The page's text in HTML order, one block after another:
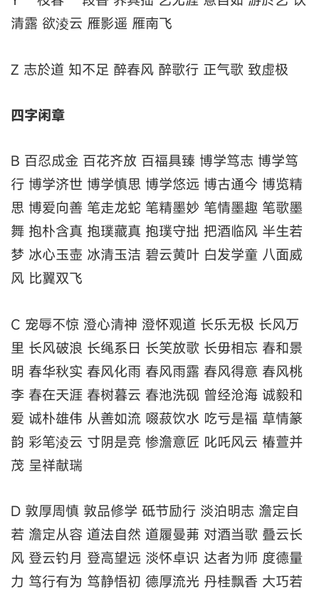
清露 欲淩云 雁影遥 雁南飞
Z 志於道 知不足 醉春风 醉歌行 正气歌 致虚极
四字闲章
B 百忍成金 百花齐放 百福具臻 博学笃志 博学笃
行 博学济世 博学慎思 博学悠远 博古通今 博览精
思 博爱向善 笔走龙蛇 笔精墨妙 笔情墨趣 笔歌墨
舞 抱朴含真 抱璞藏真 抱璞守拙 把酒临风 半生若
梦 冰心玉壶 冰清玉洁 碧云黄叶 白发学童 八面威
风 比翼双飞
C 宠辱不惊 澄心清神 澄怀观道 长乐无极 长风万
里 长风破浪 长绳系日 长笑放歌 长毋相忘 春和景
明 春华秋实 春风化雨 春风雨露 春风得意 春风桃
李 春在天涯 春树暮云 春池洗砚 曾经沧海 诚毅和
爱 诚朴雄伟 从善如流 啜菽饮水 吃亏是福 草情篆
韵 彩笔淩云 寸阴是竞 惨澹意匠 叱吒风云 椿萱并
茂 呈祥献瑞
D 敦厚周慎 敦品修学 砥节励行 淡泊明志 澹定自
若 澹定从容 道法自然 道履曼茀 对酒当歌 叠云长
风 登云钓月 登高望远 淡怀卓识 达者为师 度德量
力 笃行有为 笃静悟初 德厚流光 丹桂飘香 大巧若